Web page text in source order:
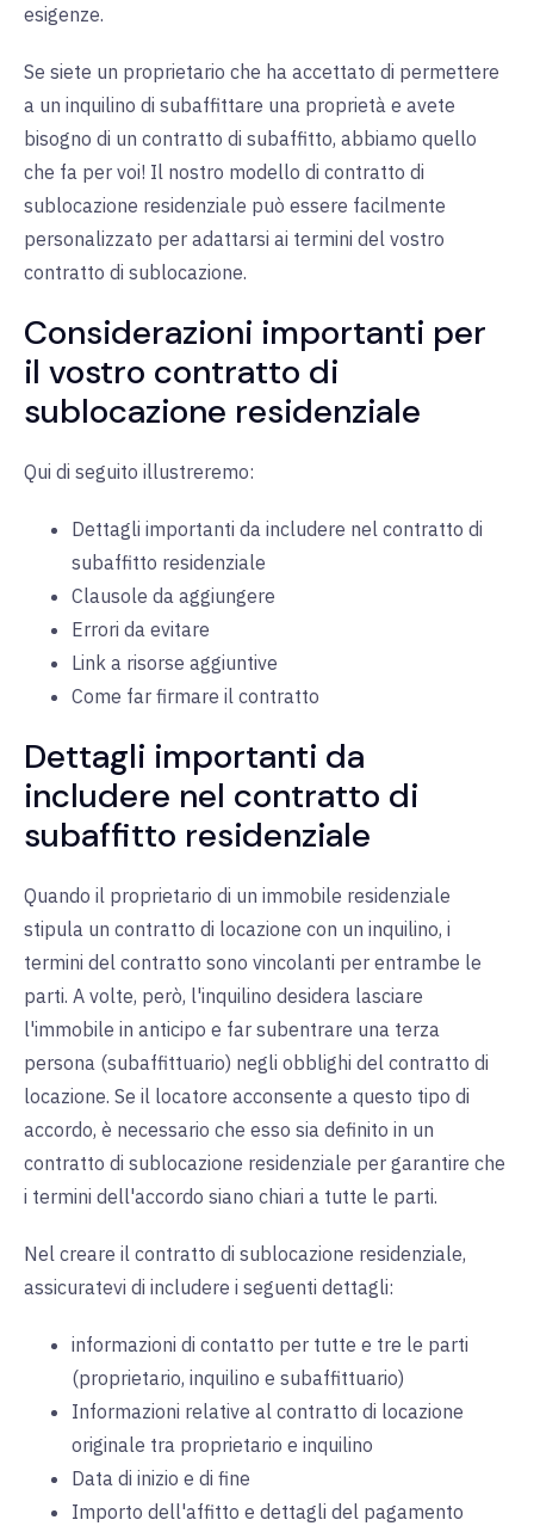
esigenze.
Se siete un proprietario che ha accettato di permettere
a un inquilino di subaffittare una proprietà e avete
bisogno di un contratto di subaffitto, abbiamo quello
che fa per voi! Il nostro modello di contratto di
sublocazione residenziale può essere facilmente
personalizzato per adattarsi ai termini del vostro
contratto di sublocazione.
Considerazioni importanti per
il vostro contratto di
sublocazione residenziale
Qui di seguito illustreremo:
Dettagli importanti da includere nel contratto di
subaffitto residenziale
Clausole da aggiungere
Errori da evitare
Link a risorse aggiuntive
Come far firmare il contratto
Dettagli importanti da
includere nel contratto di
subaffitto residenziale
Quando il proprietario di un immobile residenziale
stipula un contratto di locazione con un inquilino, i
termini del contratto sono vincolanti per entrambe le
parti. A volte, però, l'inquilino desidera lasciare
l'immobile in anticipo e far subentrare una terza
persona (subaffittuario) negli obblighi del contratto di
locazione. Se il locatore acconsente a questo tipo di
accordo, è necessario che esso sia definito in un
contratto di sublocazione residenziale per garantire che
i termini dell'accordo siano chiari a tutte le parti.
Nel creare il contratto di sublocazione residenziale,
assicuratevi di includere i seguenti dettagli:
informazioni di contatto per tutte e tre le parti
(proprietario, inquilino e subaffittuario)
Informazioni relative al contratto di locazione
originale tra proprietario e inquilino
Data di inizio e di fine
Importo dell'affitto e dettagli del pagamento